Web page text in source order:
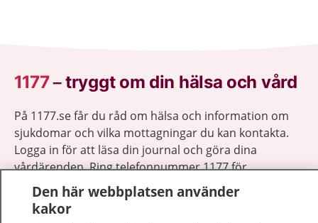
1177–tryggt om din hälsa och vård
På 1177.se får du råd om hälsa och information om
sjukdomar och vilka mottagningar du kan kontakta.
Logga in för att läsa din journal och göra dina
vårdärenden. Ring telefonnummer 1177 för
sjukvårdsrådgivning dygnet runt.
1177 ger dig råd när du vill må bättre.
Den här webbplatsen använder
kakor